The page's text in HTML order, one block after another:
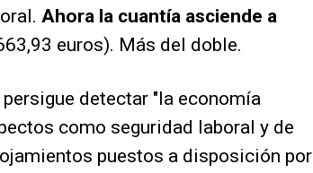
Ahora la cuantía asciende a
euros). Más del doble.
detectar "la economía
como seguridad laboral y de
puestos a disposición por